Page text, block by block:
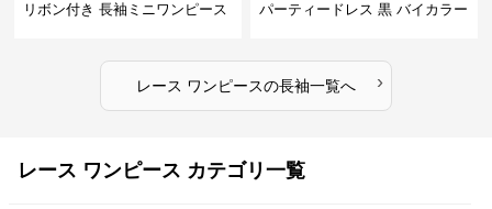
リボン付き 長袖ミニワンピース
パーティードレス 黒 バイカラー
レース ワンピースの長袖一覧へ ›
レース ワンピース カテゴリ一覧